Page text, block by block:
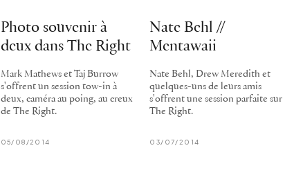
Photo souvenir à
deux dans The Right
Mark Mathews et Taj Burrow
s'offrent un session tow-in à
deux, caméra au poing, au creux
de The Right.
05/08/2014
Nate Behl //
Mentawaii
Nate Behl, Drew Meredith et
quelques-uns de leurs amis
s'offrent une session parfaite sur
The Right.
03/07/2014